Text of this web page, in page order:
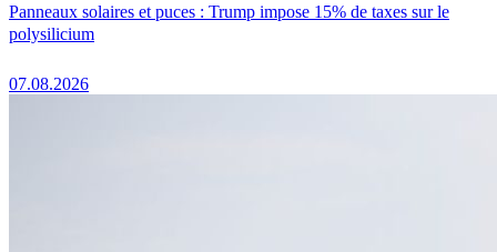
Panneaux solaires et puces : Trump impose 15% de taxes sur le
polysilicium
07.08.2026